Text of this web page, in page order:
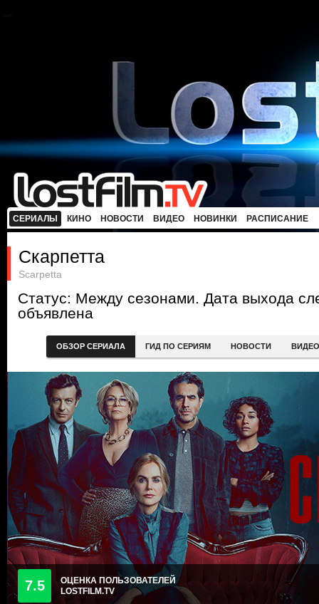
СЕРИАЛЫ КИНО НОВОСТИ ВИДЕО НОВИНКИ РАСПИСАНИЕ
Скарпетта
Scarpetta
Статус: Между сезонами. Дата выхода
объявлена
ОБЗОР СЕРИАЛА ГИД ПО СЕРИЯМ НОВОСТИ ВИДЕО
7.5
ОЦЕНКА ПОЛЬЗОВАТЕЛЕЙ
LOSTFILM.TV